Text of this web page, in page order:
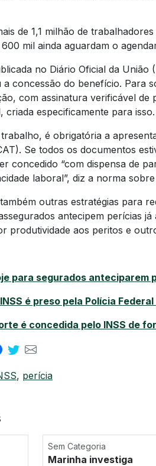
de 1,1 milhão de
mil ainda aguardam o
no Diário Oficial da União
concessão do benefício. Para
com assinatura verificável de
criada especificamente para isso.
é obrigatória a
Se todos os documentos
concedido “com dispensa de
laboral”, diz a norma
outras estratégias para
antecipem perícias já
produtividade aos peritos e
para segurados anteciparem
é preso pela Polícia
é concedida pelo INSS de
, perícia
Sem Categoria
Marinha investiga